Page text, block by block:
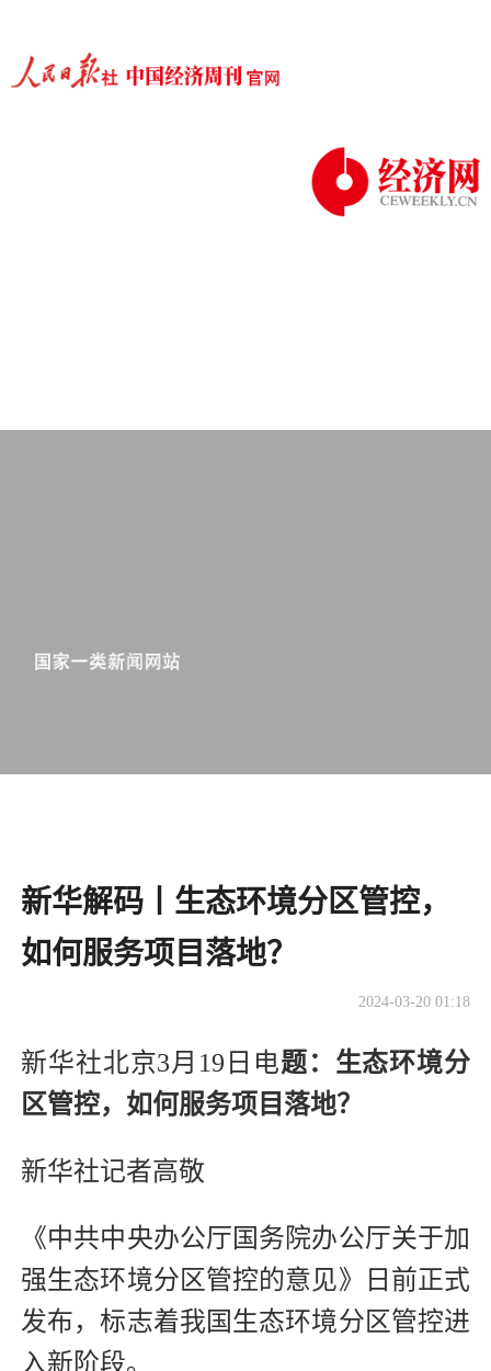
新华解码丨生态环境分区管控，
如何服务项目落地？
2024-03-20 01:18
新华社北京3月19日电题：生态环境分
区管控，如何服务项目落地？
新华社记者高敬
《中共中央办公厅国务院办公厅关于加
强生态环境分区管控的意见》日前正式
发布，标志着我国生态环境分区管控进
入新阶段。